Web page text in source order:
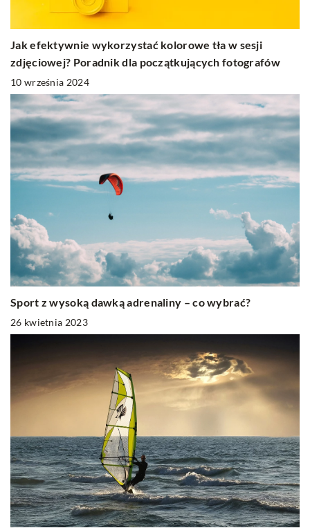
Jak efektywnie wykorzystać kolorowe tła w sesji
zdjęciowej? Poradnik dla początkujących fotografów
10 września 2024
Sport z wysoką dawką adrenaliny – co wybrać?
26 kwietnia 2023